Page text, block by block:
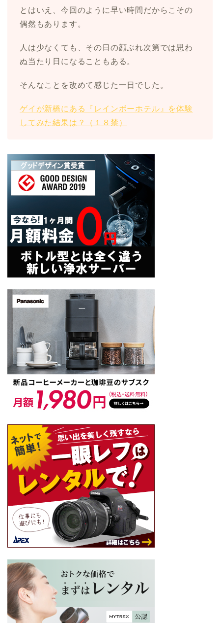
とはいえ、今回のように早い時間だからこその
偶然もあります。
人は少なくても、その日の顔ぶれ次第では思わ
ぬ当たり日になることもある。
そんなことを改めて感じた一日でした。
ゲイが新橋にある『レインボーホテル』を体験
してみた結果は？（１８禁）